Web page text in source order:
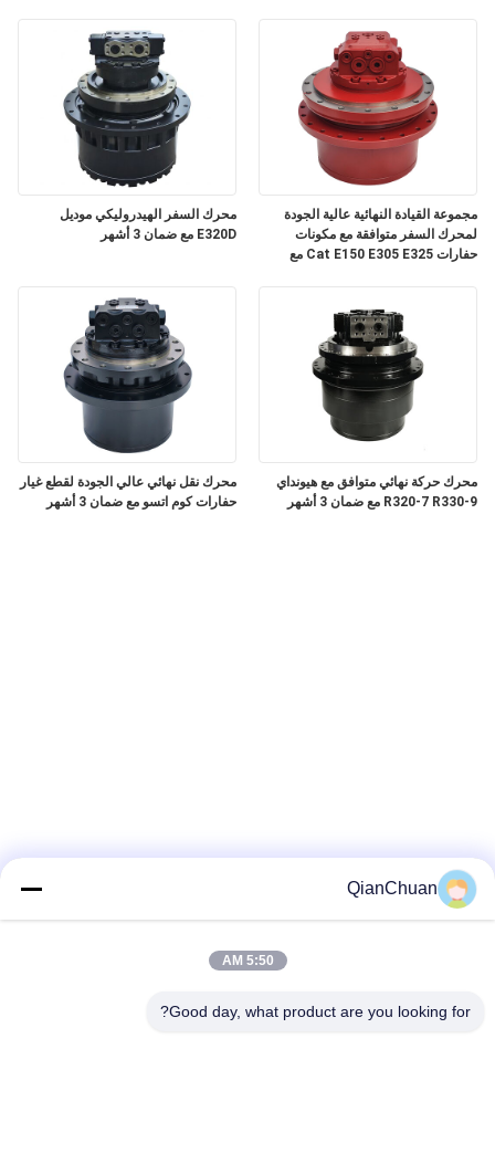
محرك السفر الهيدروليكي موديل
E320D مع ضمان 3 أشهر
مجموعة القيادة النهائية عالية الجودة
لمحرك السفر متوافقة مع مكونات
حفارات Cat E150 E305 E325 مع
محرك نقل نهائي عالي الجودة لقطع غيار
حفارات كوم اتسو مع ضمان 3 أشهر
محرك حركة نهائي متوافق مع هيونداي
R320-7 R330-9 مع ضمان 3 أشهر
QianChuan
5:50 AM
Good day, what product are you looking for?